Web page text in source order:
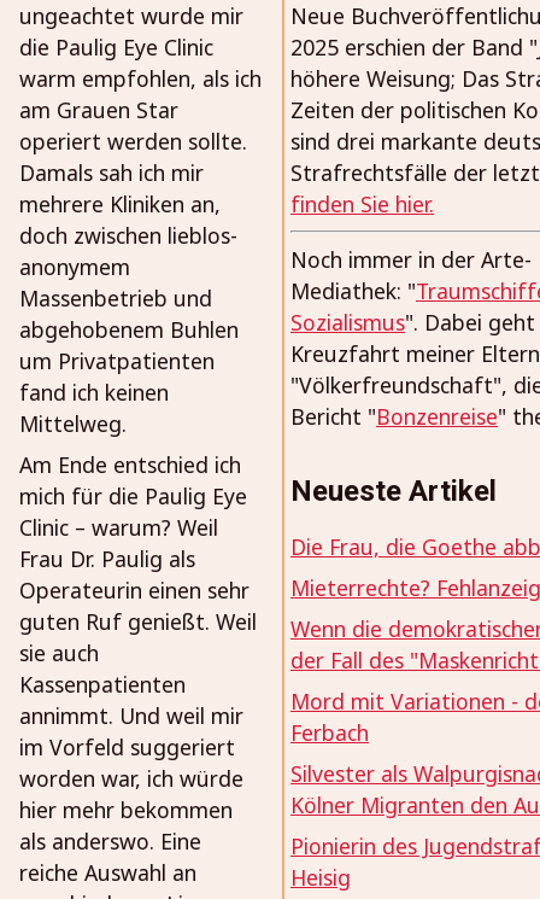
ungeachtet wurde mir
die Paulig Eye Clinic
warm empfohlen, als ich
am Grauen Star
operiert werden sollte.
Damals sah ich mir
mehrere Kliniken an,
doch zwischen lieblos-
anonymem
Massenbetrieb und
abgehobenem Buhlen
um Privatpatienten
fand ich keinen
Mittelweg.
Am Ende entschied ich
mich für die Paulig Eye
Clinic – warum? Weil
Frau Dr. Paulig als
Operateurin einen sehr
guten Ruf genießt. Weil
sie auch
Kassenpatienten
annimmt. Und weil mir
im Vorfeld suggeriert
worden war, ich würde
hier mehr bekommen
als anderswo. Eine
reiche Auswahl an
Neue
2025 erschien der Band
höhere Weisung; Das
Zeiten der politischen
sind drei markante
Strafrechtsfälle der
finden Sie hier.
Noch immer in der Arte-
Mediathek: "
Sozialismus". Dabei
Kreuzfahrt meiner
"Völkerfreundschaft",
Bericht "Bonzenreise"
Neueste Artikel
Die Frau, die Goethe
Mieterrechte?
Wenn die
der Fall des
Mord mit Variationen -
Ferbach
Silvester als
Kölner Migranten den
Pionierin des
Heisig